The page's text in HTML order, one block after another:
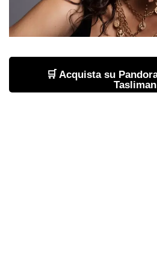
🛒 Acquista su
Tasliman